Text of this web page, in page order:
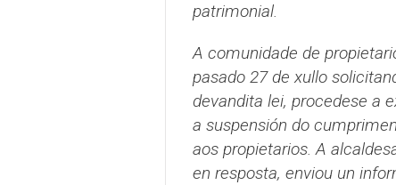
patrimonial.
A comunidade de
pasado 27 de xullo
devandita lei, procedese a
a suspensión do
aos propietarios. A
en resposta, enviou un